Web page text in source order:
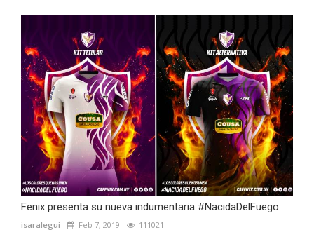
Fenix presenta su nueva indumentaria #NacidaDelFuego
isaralegui Feb 7, 2019 111021